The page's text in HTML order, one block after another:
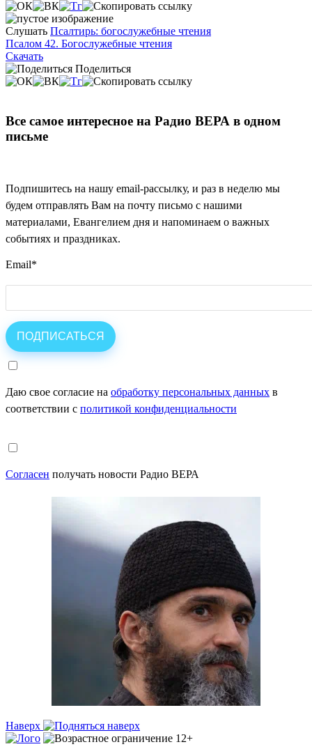
Слушать Псалтирь: богослужебные чтения
Псалом 42. Богослужебные чтения
Скачать
Поделиться
Все самое интересное на Радио ВЕРА в одном
письме
Подпишитесь на нашу email-рассылку, и раз в неделю мы
будем отправлять Вам на почту письмо с нашими
материалами, Евангелием дня и напоминаем о важных
событиях и праздниках.
Email*
Даю свое согласие на обработку персональных данных в
соответствии с политикой конфиденциальности
Согласен получать новости Радио ВЕРА
Наверх